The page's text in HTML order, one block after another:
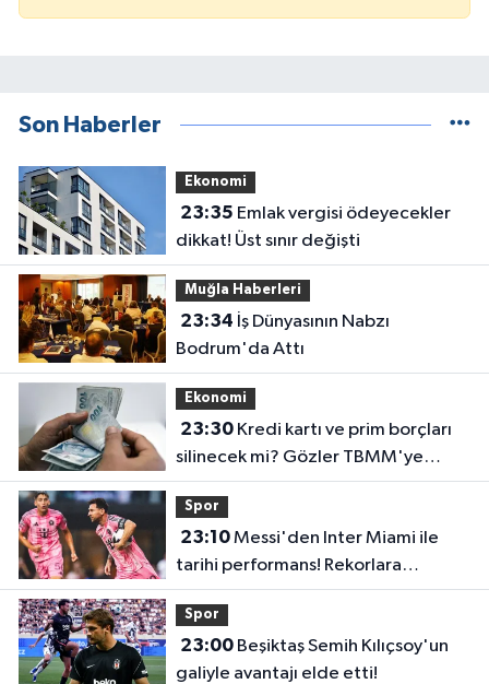
Son Haberler
Ekonomi
23:35
dikkat! Üst sınır değişti
Muğla Haberleri
23:34
Bodrum'da Attı
Ekonomi
23:30Kredi kartı ve prim borçları
silinecek mi? Gözler TBMM'ye
çevrildi
Spor
23:10Messi'den Inter Miami ile
tarihi performans! Rekorlara
doymuyor
Spor
23:00Beşiktaş Semih Kılıçsoy'un
galiyle avantajı elde etti!